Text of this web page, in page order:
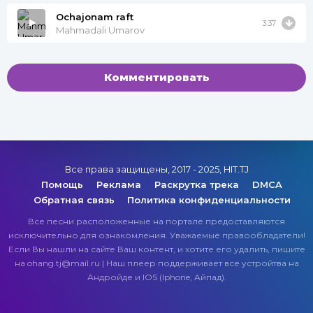
Ochajonam raft
Mahmadali Umarov
3:37
Комментировать
Все права защищены, 2017 - 2025, HIT.TJ
Помощь
Реклама Раскрутка трека
DMCA
Обратная связь
Политика конфиденциальности
Все песни расположенные на портале предоставляются
исключительно для ознакомления. Уважаемые правообладатели!
Если Вы нашли на сайте Ваш контент, и хотите его удалить, пишите
на ohang.tj@mail.ru | Наш плеер поддерживает все устройтва на
Андройде и IOS (Iphone, Айпад).